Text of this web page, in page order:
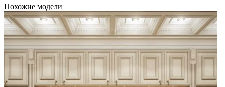
Похожие модели